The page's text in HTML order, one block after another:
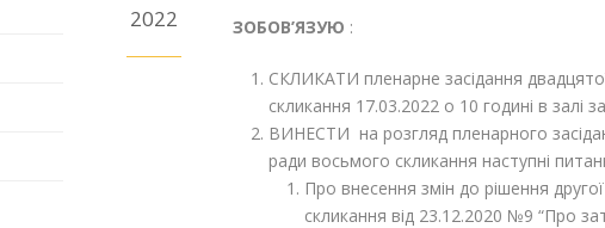
2022 ЗОБОВ’ЯЗУЮ :
СКЛИКАТИ пленарне засідання
скликання 17.03.2022 о 10 годині в залі
ВИНЕСТИ на розгляд пленарного
ради восьмого скликання наступні
Про внесення змін до рішення
скликання від 23.12.2020 №9 “Про